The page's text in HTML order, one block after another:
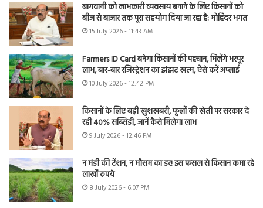
बागवानी को लाभकारी व्यवसाय बनाने के लिए किसानों को
बीज से बाजार तक पूरा सहयोग दिया जा रहा है: मोहिंदर भगत
15 July 2026 - 11:43 AM
Farmers ID Card बनेगा किसानों की पहचान, मिलेंगे भरपूर
लाभ, बार-बार रजिस्ट्रेशन का झंझट खत्म, ऐसे करें अप्लाई
10 July 2026 - 12:42 PM
किसानों के लिए बड़ी खुशखबरी, फूलों की खेती पर सरकार दे
रही 40% सब्सिडी, जानें कैसे मिलेगा लाभ
9 July 2026 - 12:46 PM
न मंडी की टेंशन, न मौसम का डर! इस फसल से किसान कमा रहे
लाखों रुपये
8 July 2026 - 6:07 PM